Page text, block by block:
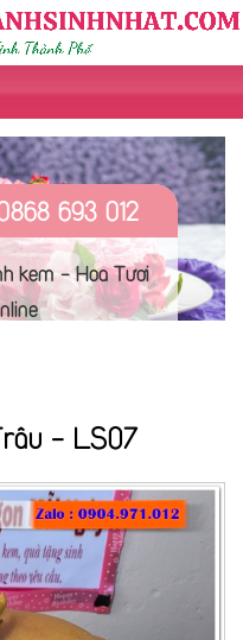
693 012
kem - Hoa Tươi
- LS07